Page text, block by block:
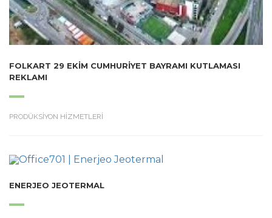
FOLKART 29 EKIM CUMHURIYET BAYRAMI KUTLAMASI
REKLAMI
PRODÜKSİYON HİZMETLERİ
ENERJEO JEOTERMAL